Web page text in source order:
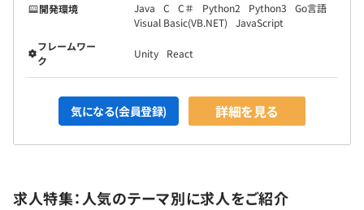
開発環境
Java C C＃ Python2 Python3
Go言語
Visual Basic(VB.NET)
JavaScript
フレームワー
ク
Unity React
気になる(会員登録) 詳細を見る
求人特集：人気のテーマ別に求人をご紹介